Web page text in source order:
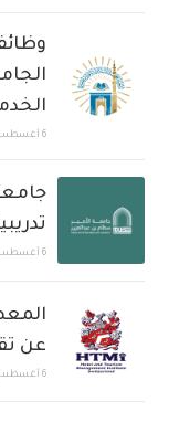
6 أغسطس، 2026
6 أغسطس، 2026
عن
6 أغسطس، 2026